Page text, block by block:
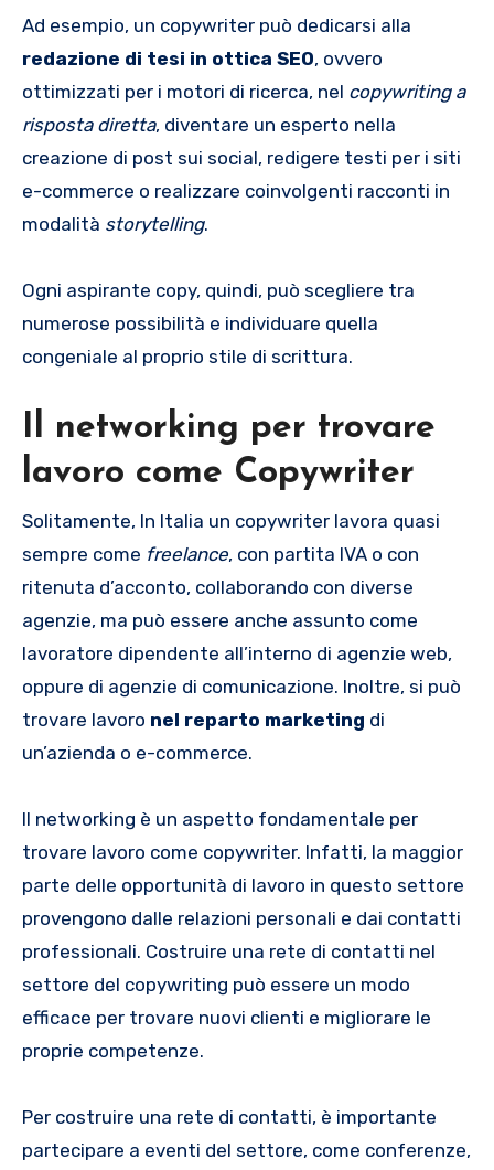
Ad esempio, un copywriter può dedicarsi alla
redazione di tesi in ottica SEO, ovvero
ottimizzati per i motori di ricerca, nel copywriting a
risposta diretta, diventare un esperto nella
creazione di post sui social, redigere testi per i siti
e-commerce o realizzare coinvolgenti racconti in
modalità storytelling.
Ogni aspirante copy, quindi, può scegliere tra
numerose possibilità e individuare quella
congeniale al proprio stile di scrittura.
Il networking per trovare
lavoro come Copywriter
Solitamente, In Italia un copywriter lavora quasi
sempre come freelance, con partita IVA o con
ritenuta d’acconto, collaborando con diverse
agenzie, ma può essere anche assunto come
lavoratore dipendente all’interno di agenzie web,
oppure di agenzie di comunicazione. Inoltre, si può
trovare lavoro nel reparto marketing di
un’azienda o e-commerce.
Il networking è un aspetto fondamentale per
trovare lavoro come copywriter. Infatti, la maggior
parte delle opportunità di lavoro in questo settore
provengono dalle relazioni personali e dai contatti
professionali. Costruire una rete di contatti nel
settore del copywriting può essere un modo
efficace per trovare nuovi clienti e migliorare le
proprie competenze.
Per costruire una rete di contatti, è importante
partecipare a eventi del settore, come conferenze,